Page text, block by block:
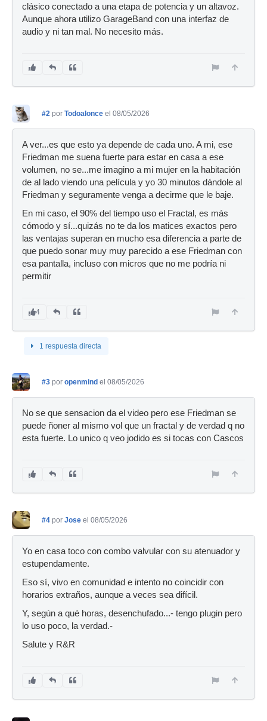
clásico conectado a una etapa de potencia y un altavoz.
Aunque ahora utilizo GarageBand con una interfaz de
audio y ni tan mal. No necesito más.
#2 por Todoalonce el 08/05/2026
A ver...es que esto ya depende de cada uno. A mi, ese
Friedman me suena fuerte para estar en casa a ese
volumen, no se...me imagino a mi mujer en la habitación
de al lado viendo una película y yo 30 minutos dándole al
Friedman y seguramente venga a decirme que le baje.
En mi caso, el 90% del tiempo uso el Fractal, es más
cómodo y sí...quizás no te da los matices exactos pero
las ventajas superan en mucho esa diferencia a parte de
que puedo sonar muy muy parecido a ese Friedman con
esa pantalla, incluso con micros que no me podría ni
permitir
4
1 respuesta directa
#3 por openmind el 08/05/2026
No se que sensacion da el video pero ese Friedman se
puede ñoner al mismo vol que un fractal y de verdad q no
esta fuerte. Lo unico q veo jodido es si tocas con Cascos
#4 por Jose el 08/05/2026
Yo en casa toco con combo valvular con su atenuador y
estupendamente.
Eso sí, vivo en comunidad e intento no coincidir con
horarios extraños, aunque a veces sea difícil.
Y, según a qué horas, desenchufado...- tengo plugin pero
lo uso poco, la verdad.-
Salute y R&R